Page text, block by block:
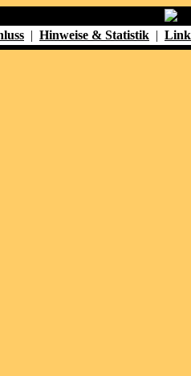
| Hinweise & Statistik |